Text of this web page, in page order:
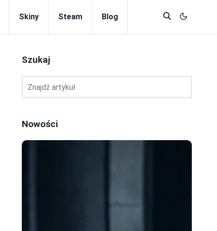
Skiny Steam Blog
Szukaj
Nowości